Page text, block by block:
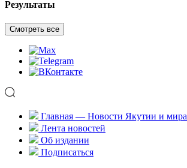
Результаты
Смотреть все
Главная — Новости Якутии и мира
Лента новостей
Об издании
Подписаться